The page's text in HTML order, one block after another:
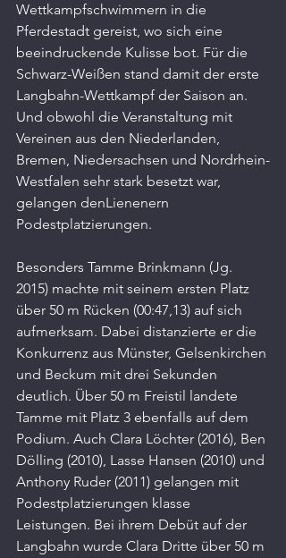
Wettkampfschwimmern in die
Pferdestadt gereist, wo sich eine
beeindruckende Kulisse bot. Für die
Schwarz-Weißen stand damit der erste
Langbahn-Wettkampf der Saison an.
Und obwohl die Veranstaltung mit
Vereinen aus den Niederlanden,
Bremen, Niedersachsen und Nordrhein-
Westfalen sehr stark besetzt war,
gelangen denLienenern
Podestplatzierungen.
Besonders Tamme Brinkmann (Jg.
2015) machte mit seinem ersten Platz
über 50 m Rücken (00:47,13) auf sich
aufmerksam. Dabei distanzierte er die
Konkurrenz aus Münster, Gelsenkirchen
und Beckum mit drei Sekunden
deutlich. Über 50 m Freistil landete
Tamme mit Platz 3 ebenfalls auf dem
Podium. Auch Clara Löchter (2016), Ben
Dölling (2010), Lasse Hansen (2010) und
Anthony Ruder (2011) gelangen mit
Podestplatzierungen klasse
Leistungen. Bei ihrem Debüt auf der
Langbahn wurde Clara Dritte über 50 m